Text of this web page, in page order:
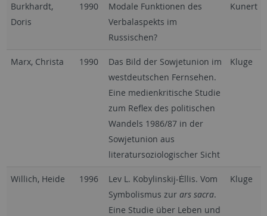
Burkhardt,
Doris
1990
Modale Funktionen des
Verbalaspekts im
Russischen?
Kunert
Marx, Christa 1990
Das Bild der Sowjetunion im
westdeutschen Fernsehen.
Eine medienkritische Studie
zum Reflex des politischen
Wandels 1986/87 in der
Sowjetunion aus
literatursoziologischer Sicht
Kluge
Willich, Heide 1996
Lev L. Kobylinskij-Ėllis. Vom
Symbolismus zur ars sacra.
Eine Studie über Leben und
Kluge